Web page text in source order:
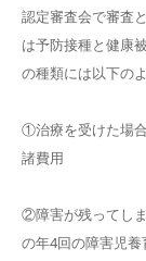
認定審査会で審査
は予防接種と健康
の種類には以下の
①治療を受けた場
諸費用
②障害が残ってし
の年4回の障害児養